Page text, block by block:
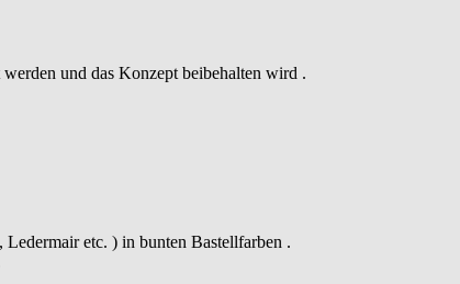
und das Konzept beibehalten wird .
etc. ) in bunten Bastellfarben .